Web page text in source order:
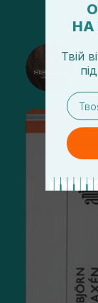
НА
Твій
email